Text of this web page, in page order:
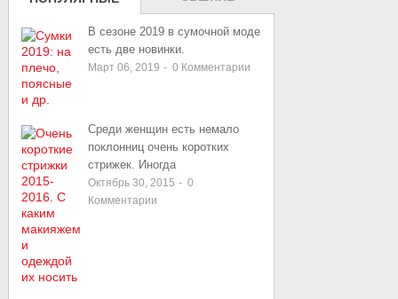
ЗАПИСИВ сезоне 2019 в сумочной моде
есть две новинки.
Март 06, 2019 - 0 Комментарии
Среди женщин есть немало
поклонниц очень коротких
стрижек. Иногда
Октябрь 30, 2015 - 0
Комментарии